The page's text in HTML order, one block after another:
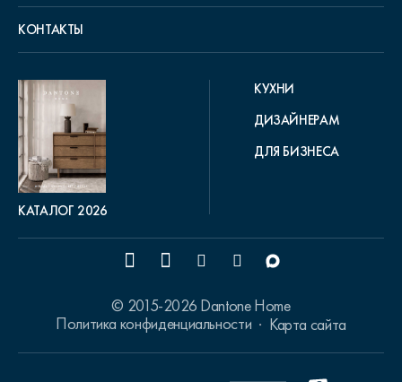
КОНТАКТЫ
КАТАЛОГ 2026
КУХНИ
ДИЗАЙНЕРАМ
ДЛЯ БИЗНЕСА
© 2015-2026 Dantone Home
Политика конфиденциальности
Карта сайта